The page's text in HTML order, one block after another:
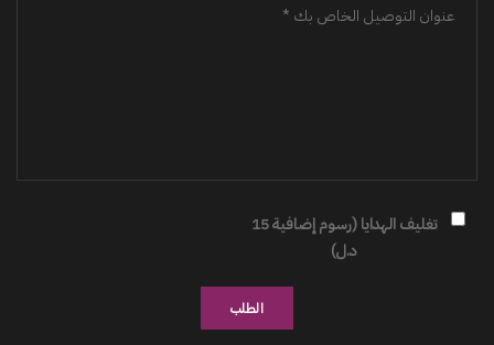
تغليف الهدايا (رسوم إضافية 15
د.ل)
الطلب